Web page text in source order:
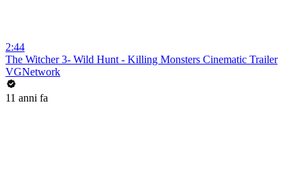
2:44
The Witcher 3- Wild Hunt - Killing Monsters Cinematic Trailer
VGNetwork
11 anni fa